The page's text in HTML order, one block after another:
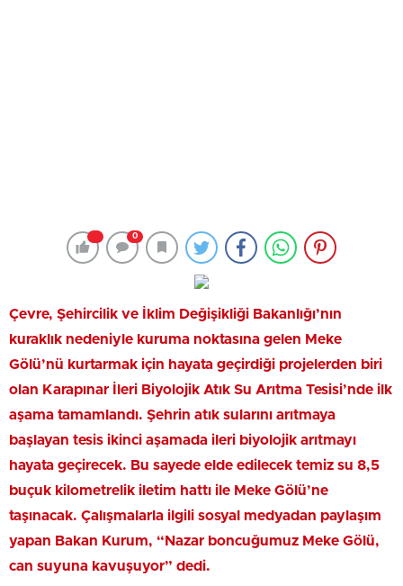
0
Çevre, Şehircilik ve İklim Değişikliği Bakanlığı’nın
kuraklık nedeniyle kuruma noktasına gelen Meke
Gölü’nü kurtarmak için hayata geçirdiği projelerden biri
olan Karapınar İleri Biyolojik Atık Su Arıtma Tesisi’nde ilk
aşama tamamlandı. Şehrin atık sularını arıtmaya
başlayan tesis ikinci aşamada ileri biyolojik arıtmayı
hayata geçirecek. Bu sayede elde edilecek temiz su 8,5
buçuk kilometrelik iletim hattı ile Meke Gölü’ne
taşınacak. Çalışmalarla ilgili sosyal medyadan paylaşım
yapan Bakan Kurum, “Nazar boncuğumuz Meke Gölü,
can suyuna kavuşuyor” dedi.